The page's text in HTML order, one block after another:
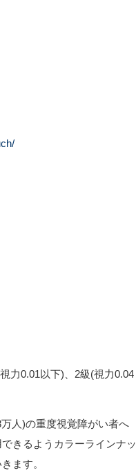
力0.01以下)、2級(視力0.04
人)の重度視覚障がい者へ
きるようカラーラインナッ
ます。